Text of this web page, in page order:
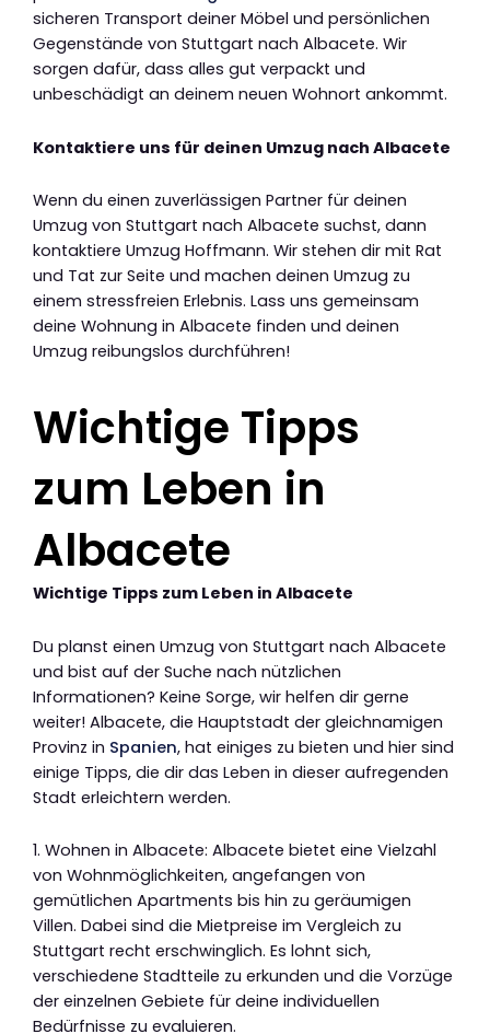
sicheren Transport deiner Möbel und persönlichen
Gegenstände von Stuttgart nach Albacete. Wir
sorgen dafür, dass alles gut verpackt und
unbeschädigt an deinem neuen Wohnort ankommt.
Kontaktiere uns für deinen Umzug nach Albacete
Wenn du einen zuverlässigen Partner für deinen
Umzug von Stuttgart nach Albacete suchst, dann
kontaktiere Umzug Hoffmann. Wir stehen dir mit Rat
und Tat zur Seite und machen deinen Umzug zu
einem stressfreien Erlebnis. Lass uns gemeinsam
deine Wohnung in Albacete finden und deinen
Umzug reibungslos durchführen!
Wichtige Tipps
zum Leben in
Albacete
Wichtige Tipps zum Leben in Albacete
Du planst einen Umzug von Stuttgart nach Albacete
und bist auf der Suche nach nützlichen
Informationen? Keine Sorge, wir helfen dir gerne
weiter! Albacete, die Hauptstadt der gleichnamigen
Provinz in Spanien, hat einiges zu bieten und hier sind
einige Tipps, die dir das Leben in dieser aufregenden
Stadt erleichtern werden.
1. Wohnen in Albacete: Albacete bietet eine Vielzahl
von Wohnmöglichkeiten, angefangen von
gemütlichen Apartments bis hin zu geräumigen
Villen. Dabei sind die Mietpreise im Vergleich zu
Stuttgart recht erschwinglich. Es lohnt sich,
verschiedene Stadtteile zu erkunden und die Vorzüge
der einzelnen Gebiete für deine individuellen
Bedürfnisse zu evaluieren.